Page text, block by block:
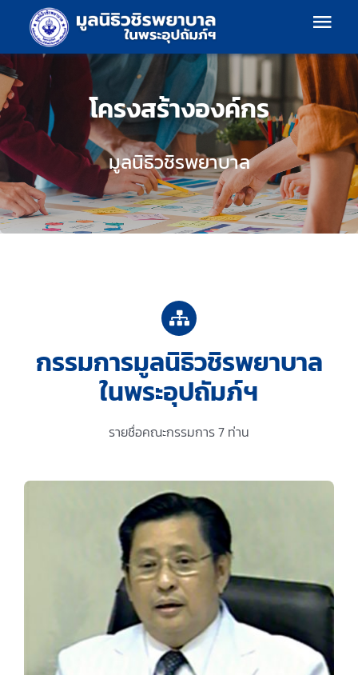
content
เกี่ยวกับเรา
โครงสร้างองค์กร
แผนงาน
ร้านค้า
ข้อมูลข่าวสาร
ติดต่อเรา
โครงสร้างองค์กร
มูลนิธิวชิรพยาบาล
กรรมการมูลนิธิวชิรพยาบาล
ในพระอุปถัมภ์ฯ
รายชื่อคณะกรรมการ 7 ท่าน